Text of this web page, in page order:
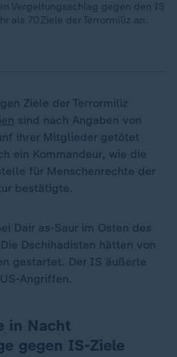
Vergeltungsschlag gegen den IS
als 70 Ziele der Terrormiliz an.
Ziele der Terrormiliz
sind nach Angaben von
ihrer Mitglieder getötet
ein Kommandeur, wie die
für Menschenrechte der
bestätigte.
Dair as-Saur im Osten des
Dschihadisten hätten von
gestartet. Der IS äußerte
Angriffen.
in Nacht
gegen IS-Ziele